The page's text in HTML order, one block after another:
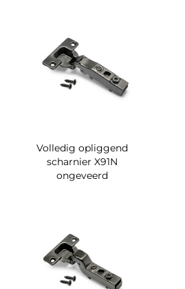
Volledig opliggend
scharnier X91N
ongeveerd